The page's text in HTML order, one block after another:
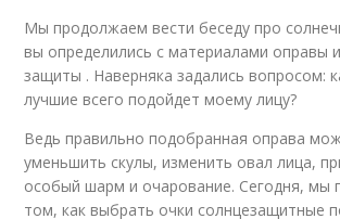
Мы продолжаем вести беседу про
вы определились с материалами оправы
защиты . Наверняка задались вопросом:
лучшие всего подойдет моему лицу?
Ведь правильно подобранная оправа
уменьшить скулы, изменить овал лица,
особый шарм и очарование. Сегодня, мы
том, как выбрать очки солнцезащитные